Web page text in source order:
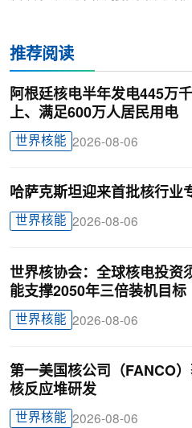
推荐阅读
阿根廷核电半年发电445万
上、满足600万人居民用电
世界核能 2026-08-06
哈萨克斯坦迎来首批核行业
世界核能 2026-08-06
世界核协会：全球核电投资
能支撑2050年三倍装机目标
世界核能 2026-08-06
第一美国核公司（FANCO
核反应堆研发
世界核能 2026-08-06